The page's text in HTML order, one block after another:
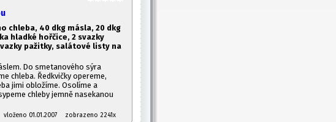
chleba, 40 dkg másla, 20 dkg
hladké hořčice, 2 svazky
pažitky, salátové listy na
Do smetanového sýra
chleba. Ředkvičky opereme,
jimi obložíme. Osolíme a
chleby jemně nasekanou
vloženo 01.01.2007 zobrazeno 2241x